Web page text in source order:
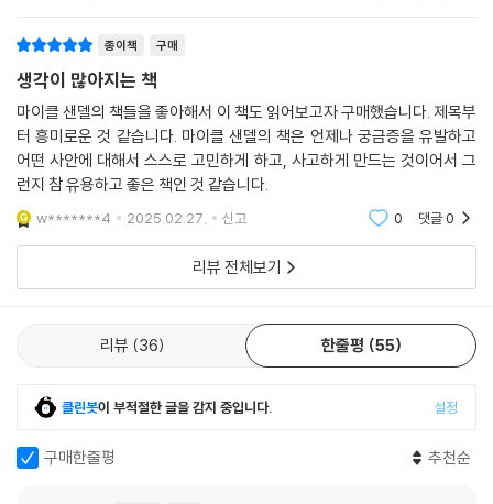
지식으로 불만을 넘어 붕괴 직전에 이른 민주주의를 분명하게 진단하는 동
시에, 이 중대한 담론의 장으로 우리를 ‘시민’ 자격으로 초대한다. 모두의
참여를 이끌기 위해 흥미로운 질문들을 던지고, 구체적인 맥락을 설명하며
시민으로서 우리 스스로 적합한 결론을 찾아나가도록 독려하고 인도한다.
여기에 이 책의 용도가 있다.
“아리스토텔레스는 정치가 상업과 교환을 용이하게 할 뿐만 아니라 좋은
삶을 위한 것이기도 하다고 가르쳤다. 시민이 된다는 것은 자기가 살아가
는 가장 좋은 방식을 고민한다는 것이고 또한 자기를 온전하게 인간적 존
재로 만들어주는 미덕이 무엇인지 고민한다는 뜻이다.”
너덜너덜해진 사회적 유대와 극심한 정치적 양극화 때문에 우리의 민주주
의 실험이 과연 성공할 수 있을까, 하는 의문이 제기되는 것이 바로 우리가
맞닥뜨린 정치적 위기의 실체라고 바라보며 그 원인과 현상을 냉철하게 분
석하고 있다.
- [뉴리퍼블릭]
종이책 구매
생각이 많아지는 책
마이클 샌델의 책들을 좋아해서 이 책도 읽어보고자 구매했습니다. 제목부
터 흥미로운 것 같습니다. 마이클 샌델의 책은 언제나 궁금증을 유발하고
어떤 사안에 대해서 스스로 고민하게 하고, 사고하게 만드는 것이어서 그
런지 참 유용하고 좋은 책인 것 같습니다.
w*******4 2025.02.27. 신고 0 댓글0
리뷰 전체보기
리뷰 36 한줄평 55
클린봇이 부적절한 글을 감지 중입니다. 설정
구매한줄평 추천순